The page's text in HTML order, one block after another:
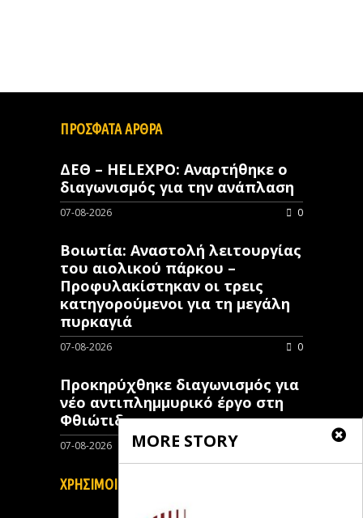
MORE STORY
ΠΡΟΣΦΑΤΑ ΑΡΘΡΑ
ΔΕΘ – HELEXPO: Αναρτήθηκε ο
διαγωνισμός για την ανάπλαση
07-08-2026 0
Βοιωτία: Αναστολή λειτουργίας
του αιολικού πάρκου –
Προφυλακίστηκαν οι τρεις
κατηγορούμενοι για τη μεγάλη
πυρκαγιά
07-08-2026 0
Προκηρύχθηκε διαγωνισμός για
νέo αντιπλημμυρικό έργο στη
Φθιώτιδα
07-08-2026
ΧΡΗΣΙΜΟΙ ΣΥΝΔΕΣΜΟΙ